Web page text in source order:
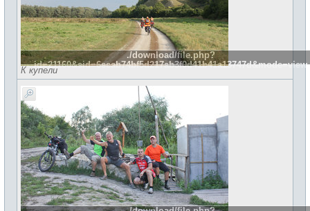
./download/file.php?
id=21160&sid=6eeab74bf5d217ab3f0d41b41a13747d&mode=view
К купели